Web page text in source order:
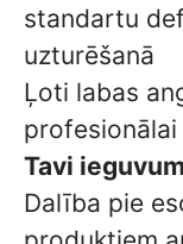
standartu
uzturēšanā
Ļoti labas
Tavi
Dalība pie